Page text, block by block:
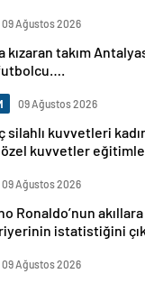
09 Ağustos 2026
kızaran takım
09 Ağustos 2026
silahlı kuvvetleri
kuvvetler
09 Ağustos 2026
Ronaldo’nun
istatistiğini
09 Ağustos 2026